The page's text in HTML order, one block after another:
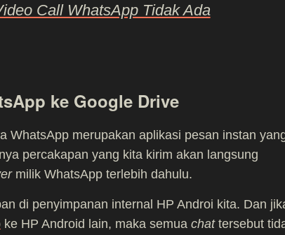
Call WhatsApp Tidak Ada
ke Google Drive
WhatsApp merupakan aplikasi pesan instan
percakapan yang kita kirim akan langsung
milik WhatsApp terlebih dahulu.
di penyimpanan internal HP Androi kita. Dan
ke HP Android lain, maka semua chattersebut